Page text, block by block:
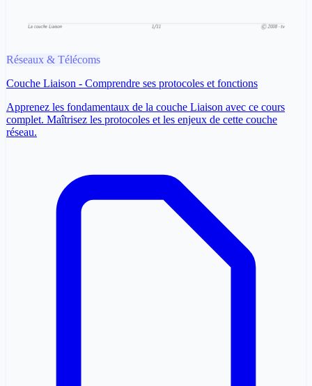
Réseaux & Télécoms
Couche Liaison - Comprendre ses protocoles et fonctions
Apprenez les fondamentaux de la couche Liaison avec ce cours
complet. Maîtrisez les protocoles et les enjeux de cette couche
réseau.